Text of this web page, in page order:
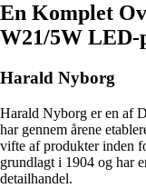
En Komplet
W21/5W
Harald Nyborg
Harald Nyborg er en af
har gennem årene
vifte af produkter inden
grundlagt i 1904 og har
detailhandel.